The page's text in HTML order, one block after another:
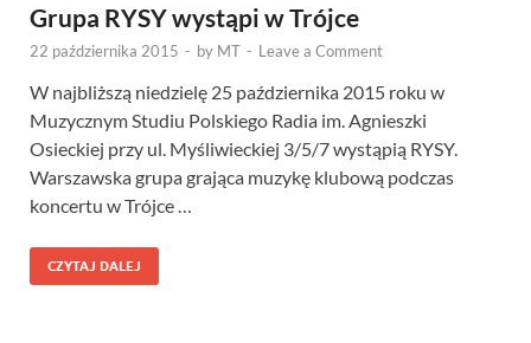
Grupa RYSY wystąpi w Trójce
22 października 2015 - by MT - Leave a Comment
W najbliższą niedzielę 25 października 2015 roku w
Muzycznym Studiu Polskiego Radia im. Agnieszki
Osieckiej przy ul. Myśliwieckiej 3/5/7 wystąpią RYSY.
Warszawska grupa grająca muzykę klubową podczas
koncertu w Trójce …
CZYTAJ DALEJ